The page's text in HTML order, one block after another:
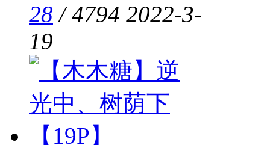
28 /4794 2022-3-
19